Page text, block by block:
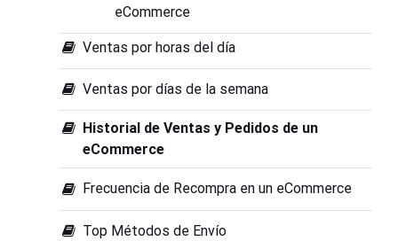
eCommerce
Ventas por horas del día
Ventas por días de la semana
Historial de Ventas y Pedidos de un
eCommerce
Frecuencia de Recompra en un eCommerce
Top Métodos de Envío